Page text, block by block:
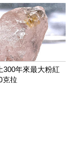
300年來最大粉紅
克拉